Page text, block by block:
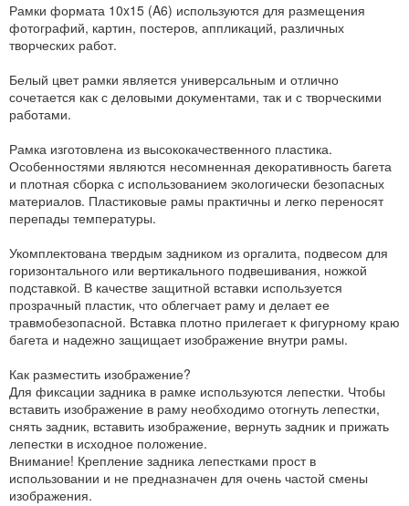
Рамки формата 10x15 (A6) используются для размещения
фотографий, картин, постеров, аппликаций, различных
творческих работ.
Белый цвет рамки является универсальным и отлично
сочетается как с деловыми документами, так и с творческими
работами.
Рамка изготовлена из высококачественного пластика.
Особенностями являются несомненная декоративность багета
и плотная сборка с использованием экологически безопасных
материалов. Пластиковые рамы практичны и легко переносят
перепады температуры.
Укомплектована твердым задником из оргалита, подвесом для
горизонтального или вертикального подвешивания, ножкой
подставкой. В качестве защитной вставки используется
прозрачный пластик, что облегчает раму и делает ее
травмобезопасной. Вставка плотно прилегает к фигурному краю
багета и надежно защищает изображение внутри рамы.
Как разместить изображение?
Для фиксации задника в рамке используются лепестки. Чтобы
вставить изображение в раму необходимо отогнуть лепестки,
снять задник, вставить изображение, вернуть задник и прижать
лепестки в исходное положение.
Внимание! Крепление задника лепестками прост в
использовании и не предназначен для очень частой смены
изображения.